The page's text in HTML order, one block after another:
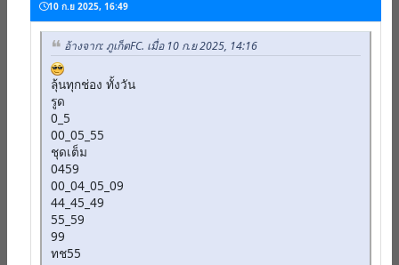
10 ก.ย 2025, 16:49
อ้างจาก: ภูเก็ตFC. เมื่อ 10 ก.ย 2025, 14:16
ลุ้นทุกช่อง ทั้งวัน
รูด
0_5
00_05_55
ชุดเต็ม
0459
00_04_05_09
44_45_49
55_59
99
ทช55